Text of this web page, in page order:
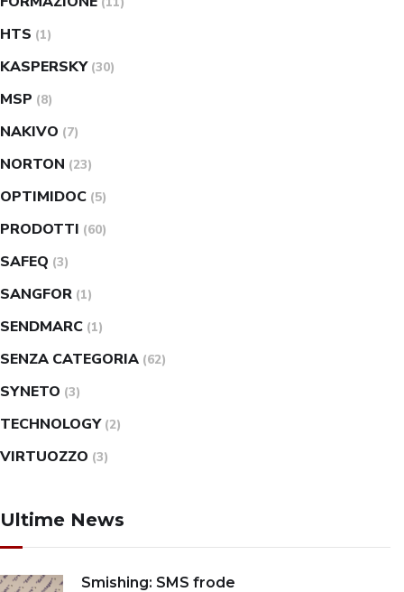
HTS (1)
KASPERSKY (30)
MSP (8)
NAKIVO (7)
NORTON (23)
OPTIMIDOC (5)
PRODOTTI (60)
SAFEQ (3)
SANGFOR (1)
SENDMARC (1)
SENZA CATEGORIA (62)
SYNETO (3)
TECHNOLOGY (2)
VIRTUOZZO (3)
Ultime News
Smishing: SMS frode